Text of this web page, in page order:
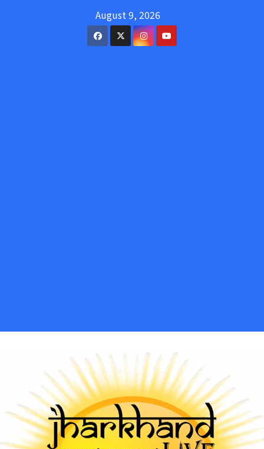
August 9, 2026